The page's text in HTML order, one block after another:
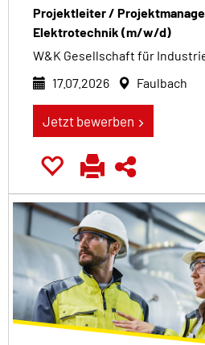
Projektleiter /
Elektrotechnik (m/w/d)
W&K Gesellschaft für
17.07.2026
Faulbach
Jetzt bewerben